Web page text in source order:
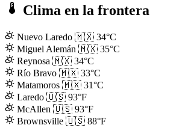
Clima en la frontera
Nuevo Laredo 🇲🇽 34°C
Miguel Alemán 🇲🇽 35°C
Reynosa 🇲🇽 34°C
Río Bravo 🇲🇽 33°C
Matamoros 🇲🇽 31°C
Laredo 🇺🇸 93°F
McAllen 🇺🇸 93°F
Brownsville 🇺🇸 88°F